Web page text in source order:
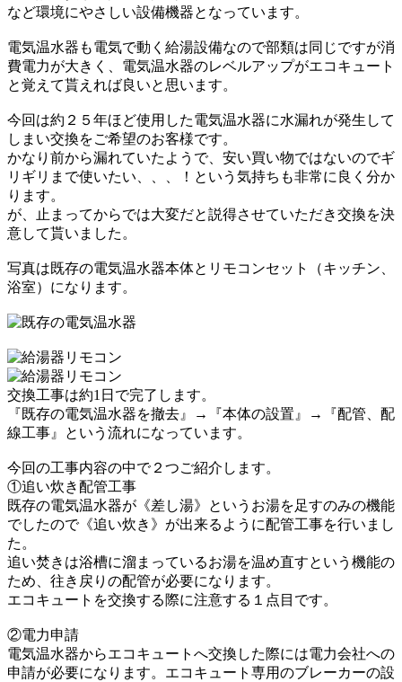
など環境にやさしい設備機器となっています。
電気温水器も電気で動く給湯設備なので部類は同じですが消
費電力が大きく、 電気温水器のレベルアップがエコキュート
と覚えて貰えれば良いと思います。
今回は約２５年ほど使用した電気温水器に水漏れが発生して
しまい交換をご希望のお客様です。
かなり前から漏れていたようで、 安い買い物ではないのでギ
リギリまで使いたい、、、！という気持ちも非常に良く分か
ります。
が、止まってからでは大変だと説得させていただき交換を決
意して貰いました。
写真は既存の電気温水器本体とリモコンセット（キッチン、
浴室）になります。
交換工事は約1日で完了します。
『既存の電気温水器を撤去』→『本体の設置』→『配管、配
線工事』
という流れになっています。
今回の工事内容の中で２つご紹介します。
①追い炊き配管工事
既存の電気温水器が《差し湯》というお湯を足すのみの機能
でしたので《追い炊き》が出来るように配管工事を行いまし
た。
追い焚きは浴槽に溜まっているお湯を温め直すという機能の
ため、往き戻りの配管が必要になります。
エコキュートを交換する際に注意する１点目です。
②電力申請
電気温水器からエコキュートへ交換した際には電力会社への
申請が必要になります。 エコキュート専用のブレーカーの設